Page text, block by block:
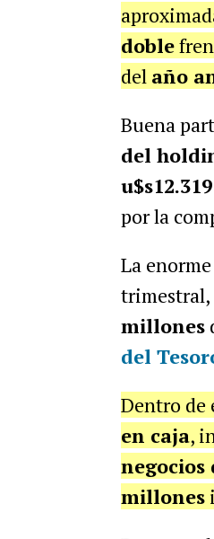
doble
del año
Buena
del
por la
La enorme
trimestral,
millones
del
Dentro de
en caja,
negocios
millones